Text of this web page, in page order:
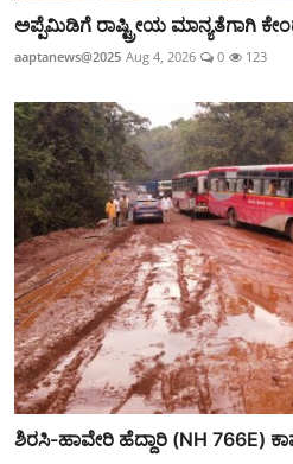
ಅಪ್ಪೆಮಿಡಿಗೆ ರಾಷ್ಟ್ರೀಯ ಮಾನ್ಯತೆಗಾಗಿ
aaptanews@2025 Aug 4, 2026 0 123
ಶಿರಸಿ-ಹಾವೇರಿ ಹೆದ್ದಾರಿ (NH 766E)